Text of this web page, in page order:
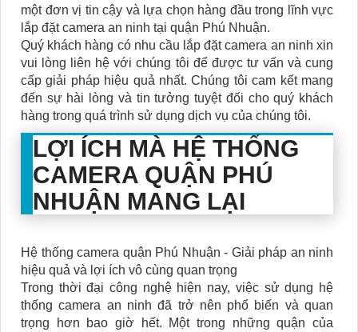
một đơn vị tin cậy và lựa chọn hàng đầu trong lĩnh vực
lắp đặt camera an ninh tại quận Phú Nhuận.
Quý khách hàng có nhu cầu lắp đặt camera an ninh xin
vui lòng liên hệ với chúng tôi để được tư vấn và cung
cấp giải pháp hiệu quả nhất. Chúng tôi cam kết mang
đến sự hài lòng và tin tưởng tuyệt đối cho quý khách
hàng trong quá trình sử dụng dịch vụ của chúng tôi.
LỢI ÍCH MÀ HỆ THỐNG
CAMERA QUẬN PHÚ
NHUẬN MANG LẠI
Hệ thống camera quận Phú Nhuận - Giải pháp an ninh
hiệu quả và lợi ích vô cùng quan trọng
Trong thời đại công nghệ hiện nay, việc sử dụng hệ
thống camera an ninh đã trở nên phổ biến và quan
trọng hơn bao giờ hết. Một trong những quận của